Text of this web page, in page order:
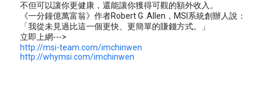
不但可以讓你更健康，還能讓你獲得可觀的額外收入。
《一分鐘億萬富翁》作者Robert G .Allen，MSI系統創辦人說：
「我從未見過比這一個更快、更簡單的賺錢方式。」
立即上網--->
http://msi-team.com/imchinwen
http://whymsi.com/imchinwen